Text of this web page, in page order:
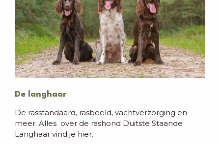
De langhaar
De rasstandaard, rasbeeld, vachtverzorging en
meer. Alles over de rashond Duitste Staande
Langhaar vind je hier.